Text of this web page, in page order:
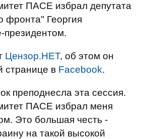
ПАСЕ избрал депутата
фронта" Георгия
президентом.
Цензор.НЕТ, об этом он
странице в Facebook.
преподнесла эта сессия.
ПАСЕ избрал меня
Это большая честь -
на такой высокой